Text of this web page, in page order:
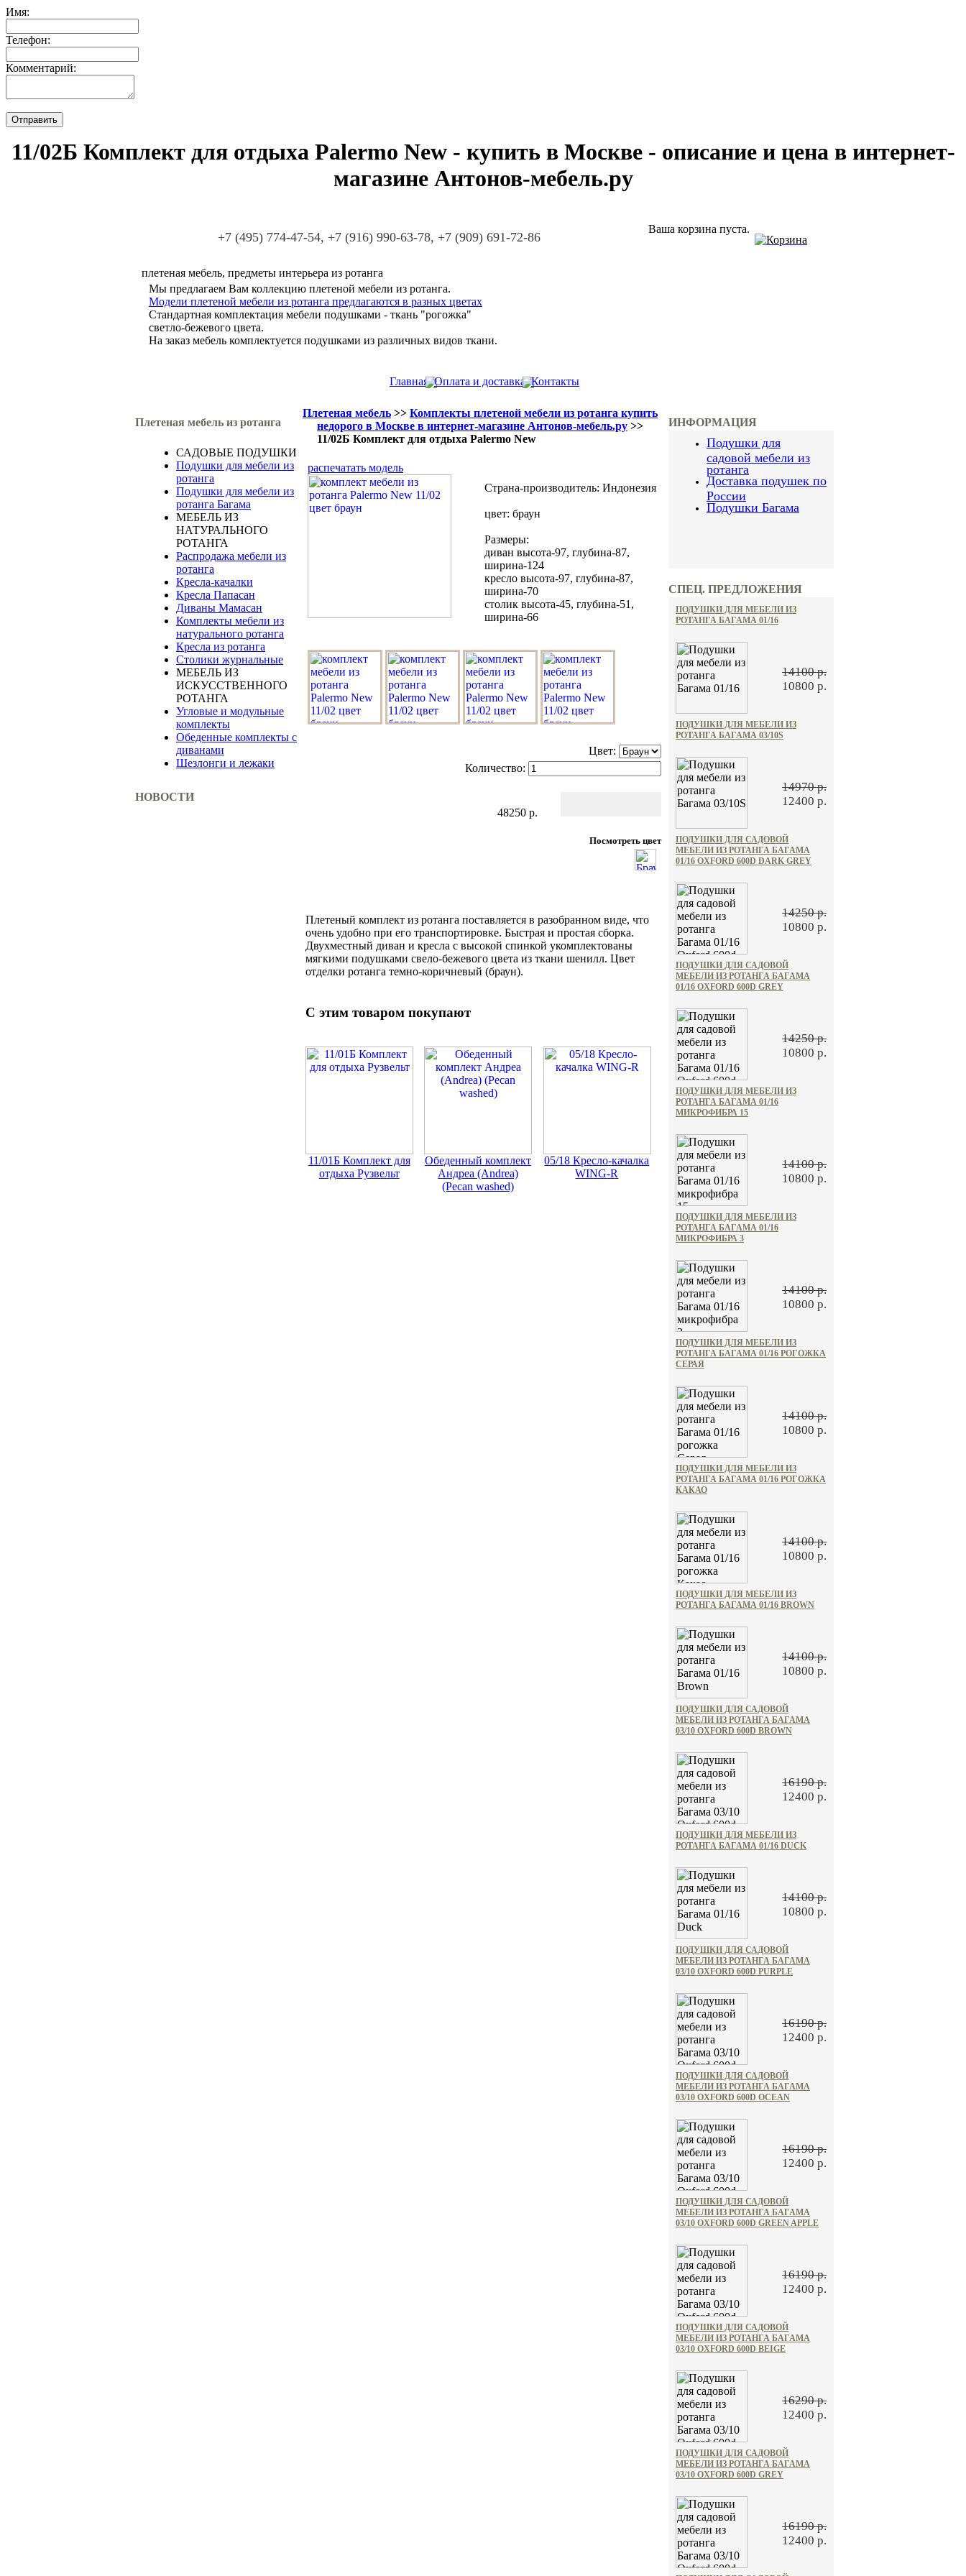
Имя:
Телефон:
Комментарий:
11/02Б Комплект для отдыха Palermo New - купить в Москве - описание и цена в интернет-
магазине Антонов-мебель.ру
+7 (495) 774-47-54, +7 (916) 990-63-78, +7 (909) 691-72-86
Ваша корзина пуста.
плетеная мебель, предметы интерьера из ротанга
Мы предлагаем Вам коллекцию плетеной мебели из ротанга.
Модели плетеной мебели из ротанга предлагаются в разных цветах
Стандартная комплектация мебели подушками - ткань "рогожка"
светло-бежевого цвета.
На заказ мебель комплектуется подушками из различных видов ткани.
Главная Оплата и доставка Контакты
Плетеная мебель из ротанга
САДОВЫЕ ПОДУШКИ
Подушки для мебели из
ротанга
Подушки для мебели из
ротанга Багама
МЕБЕЛЬ ИЗ
НАТУРАЛЬНОГО
РОТАНГА
Распродажа мебели из
ротанга
Кресла-качалки
Кресла Папасан
Диваны Мамасан
Комплекты мебели из
натурального ротанга
Кресла из ротанга
Столики журнальные
МЕБЕЛЬ ИЗ
ИСКУССТВЕННОГО
РОТАНГА
Угловые и модульные
комплекты
Обеденные комплекты с
диванами
Шезлонги и лежаки
НОВОСТИ
Плетеная мебель >> Комплекты плетеной мебели из ротанга купить
недорого в Москве в интернет-магазине Антонов-мебель.ру >>
11/02Б Комплект для отдыха Palermo New
распечатать модель
Страна-производитель: Индонезия
цвет: браун
Размеры:
диван высота-97, глубина-87,
ширина-124
кресло высота-97, глубина-87,
ширина-70
столик высота-45, глубина-51,
ширина-66
Цвет:
Количество:
48250 р.
Посмотреть цвет
Плетеный комплект из ротанга поставляется в разобранном виде, что
очень удобно при его транспортировке. Быстрая и простая сборка.
Двухместный диван и кресла с высокой спинкой укомплектованы
мягкими подушками свело-бежевого цвета из ткани шенилл. Цвет
отделки ротанга темно-коричневый (браун).
С этим товаром покупают
11/01Б Комплект для
отдыха Рузвельт
Обеденный комплект
Андреа (Andrea)
(Pecan washed)
05/18 Кресло-качалка
WING-R
ИНФОРМАЦИЯ
Подушки для
садовой мебели из
ротанга
Доставка подушек по
России
Подушки Багама
СПЕЦ. ПРЕДЛОЖЕНИЯ
ПОДУШКИ ДЛЯ МЕБЕЛИ ИЗ
РОТАНГА БАГАМА 01/16
14100 р.
10800 р.
ПОДУШКИ ДЛЯ МЕБЕЛИ ИЗ
РОТАНГА БАГАМА 03/10S
14970 р.
12400 р.
ПОДУШКИ ДЛЯ САДОВОЙ
МЕБЕЛИ ИЗ РОТАНГА БАГАМА
01/16 OXFORD 600D DARK GREY
14250 р.
10800 р.
ПОДУШКИ ДЛЯ САДОВОЙ
МЕБЕЛИ ИЗ РОТАНГА БАГАМА
01/16 OXFORD 600D GREY
14250 р.
10800 р.
ПОДУШКИ ДЛЯ МЕБЕЛИ ИЗ
РОТАНГА БАГАМА 01/16
МИКРОФИБРА 15
14100 р.
10800 р.
ПОДУШКИ ДЛЯ МЕБЕЛИ ИЗ
РОТАНГА БАГАМА 01/16
МИКРОФИБРА 3
14100 р.
10800 р.
ПОДУШКИ ДЛЯ МЕБЕЛИ ИЗ
РОТАНГА БАГАМА 01/16 РОГОЖКА
СЕРАЯ
14100 р.
10800 р.
ПОДУШКИ ДЛЯ МЕБЕЛИ ИЗ
РОТАНГА БАГАМА 01/16 РОГОЖКА
КАКАО
14100 р.
10800 р.
ПОДУШКИ ДЛЯ МЕБЕЛИ ИЗ
РОТАНГА БАГАМА 01/16 BROWN
14100 р.
10800 р.
ПОДУШКИ ДЛЯ САДОВОЙ
МЕБЕЛИ ИЗ РОТАНГА БАГАМА
03/10 OXFORD 600D BROWN
16190 р.
12400 р.
ПОДУШКИ ДЛЯ МЕБЕЛИ ИЗ
РОТАНГА БАГАМА 01/16 DUCK
14100 р.
10800 р.
ПОДУШКИ ДЛЯ САДОВОЙ
МЕБЕЛИ ИЗ РОТАНГА БАГАМА
03/10 OXFORD 600D PURPLE
16190 р.
12400 р.
ПОДУШКИ ДЛЯ САДОВОЙ
МЕБЕЛИ ИЗ РОТАНГА БАГАМА
03/10 OXFORD 600D OCEAN
16190 р.
12400 р.
ПОДУШКИ ДЛЯ САДОВОЙ
МЕБЕЛИ ИЗ РОТАНГА БАГАМА
03/10 OXFORD 600D GREEN APPLE
16190 р.
12400 р.
ПОДУШКИ ДЛЯ САДОВОЙ
МЕБЕЛИ ИЗ РОТАНГА БАГАМА
03/10 OXFORD 600D BEIGE
16290 р.
12400 р.
ПОДУШКИ ДЛЯ САДОВОЙ
МЕБЕЛИ ИЗ РОТАНГА БАГАМА
03/10 OXFORD 600D GREY
16190 р.
12400 р.